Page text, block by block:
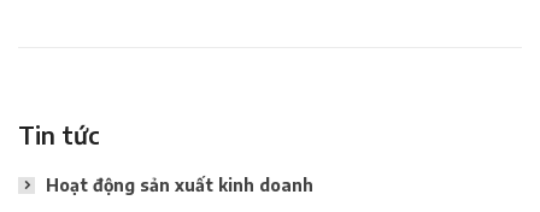
Tin tức
Hoạt động sản xuất kinh doanh